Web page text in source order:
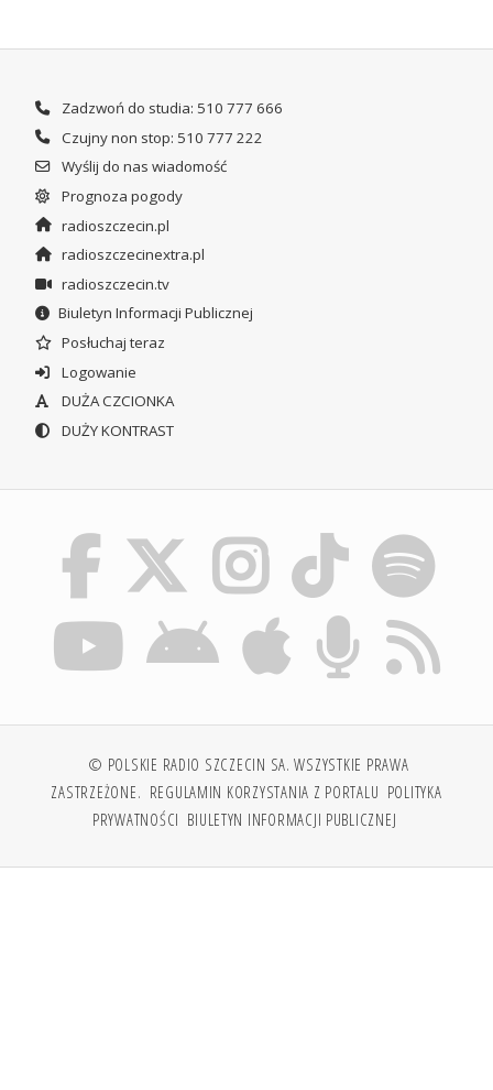
Zadzwoń do studia: 510 777 666
Czujny non stop: 510 777 222
Wyślij do nas wiadomość
Prognoza pogody
radioszczecin.pl
radioszczecinextra.pl
radioszczecin.tv
Biuletyn Informacji Publicznej
Posłuchaj teraz
Logowanie
DUŻA CZCIONKA
DUŻY KONTRAST
© POLSKIE RADIO SZCZECIN SA. WSZYSTKIE PRAWA
ZASTRZEŻONE. REGULAMIN KORZYSTANIA Z PORTALU POLITYKA
PRYWATNOŚCI BIULETYN INFORMACJI PUBLICZNEJ